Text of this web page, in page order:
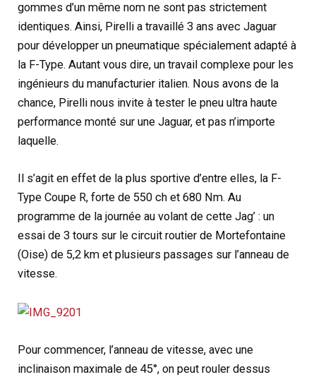
gommes d’un même nom ne sont pas strictement
identiques. Ainsi, Pirelli a travaillé 3 ans avec Jaguar
pour développer un pneumatique spécialement adapté à
la F-Type. Autant vous dire, un travail complexe pour les
ingénieurs du manufacturier italien. Nous avons de la
chance, Pirelli nous invite à tester le pneu ultra haute
performance monté sur une Jaguar, et pas n’importe
laquelle.
Il s’agit en effet de la plus sportive d’entre elles, la F-
Type Coupe R, forte de 550 ch et 680 Nm. Au
programme de la journée au volant de cette Jag’ : un
essai de 3 tours sur le circuit routier de Mortefontaine
(Oise) de 5,2 km et plusieurs passages sur l’anneau de
vitesse.
Pour commencer, l’anneau de vitesse, avec une
inclinaison maximale de 45°, on peut rouler dessus